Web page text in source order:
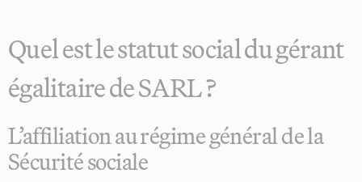
Quel est le statut social du gérant
égalitaire de SARL ?
L’affiliation au régime général de la
Sécurité sociale